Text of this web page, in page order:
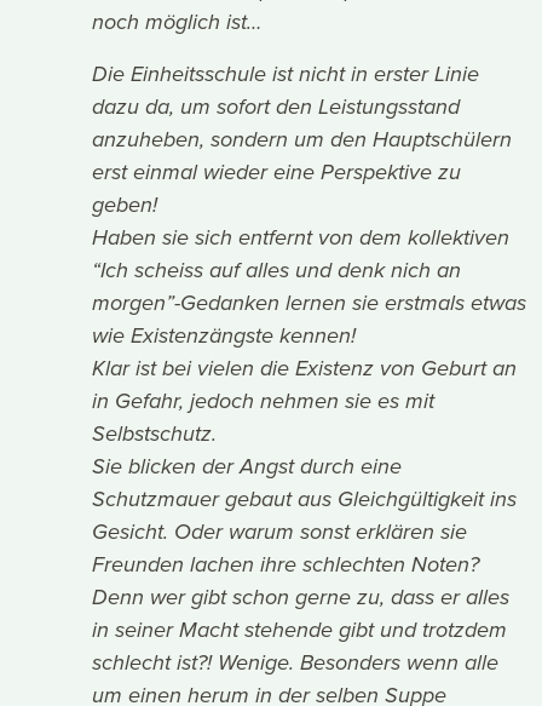
noch möglich ist…
Die Einheitsschule ist nicht in erster Linie
dazu da, um sofort den Leistungsstand
anzuheben, sondern um den Hauptschülern
erst einmal wieder eine Perspektive zu
geben!
Haben sie sich entfernt von dem kollektiven
“Ich scheiss auf alles und denk nich an
morgen”-Gedanken lernen sie erstmals etwas
wie Existenzängste kennen!
Klar ist bei vielen die Existenz von Geburt an
in Gefahr, jedoch nehmen sie es mit
Selbstschutz.
Sie blicken der Angst durch eine
Schutzmauer gebaut aus Gleichgültigkeit ins
Gesicht. Oder warum sonst erklären sie
Freunden lachen ihre schlechten Noten?
Denn wer gibt schon gerne zu, dass er alles
in seiner Macht stehende gibt und trotzdem
schlecht ist?! Wenige. Besonders wenn alle
um einen herum in der selben Suppe